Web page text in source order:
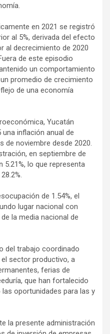
en 2021 se registró
al 5%, derivada del efecto
al decrecimiento de 2020
de este episodio
un comportamiento
promedio de crecimiento
de una economía
Yucatán
inflación anual de
de noviembre desde 2020.
en septiembre de
5.21%, lo que representa
de 1.54%, el
lugar nacional con
la media nacional de
del trabajo coordinado
sector productivo, a
ferias de
que han fortalecido
oportunidades para las y
la presente administración